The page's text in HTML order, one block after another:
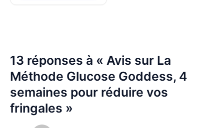
13 réponses à « Avis sur La
Méthode Glucose Goddess, 4
semaines pour réduire vos
fringales »